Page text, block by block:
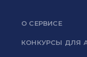
О СЕРВИСЕ
КОНКУРСЫ ДЛЯ